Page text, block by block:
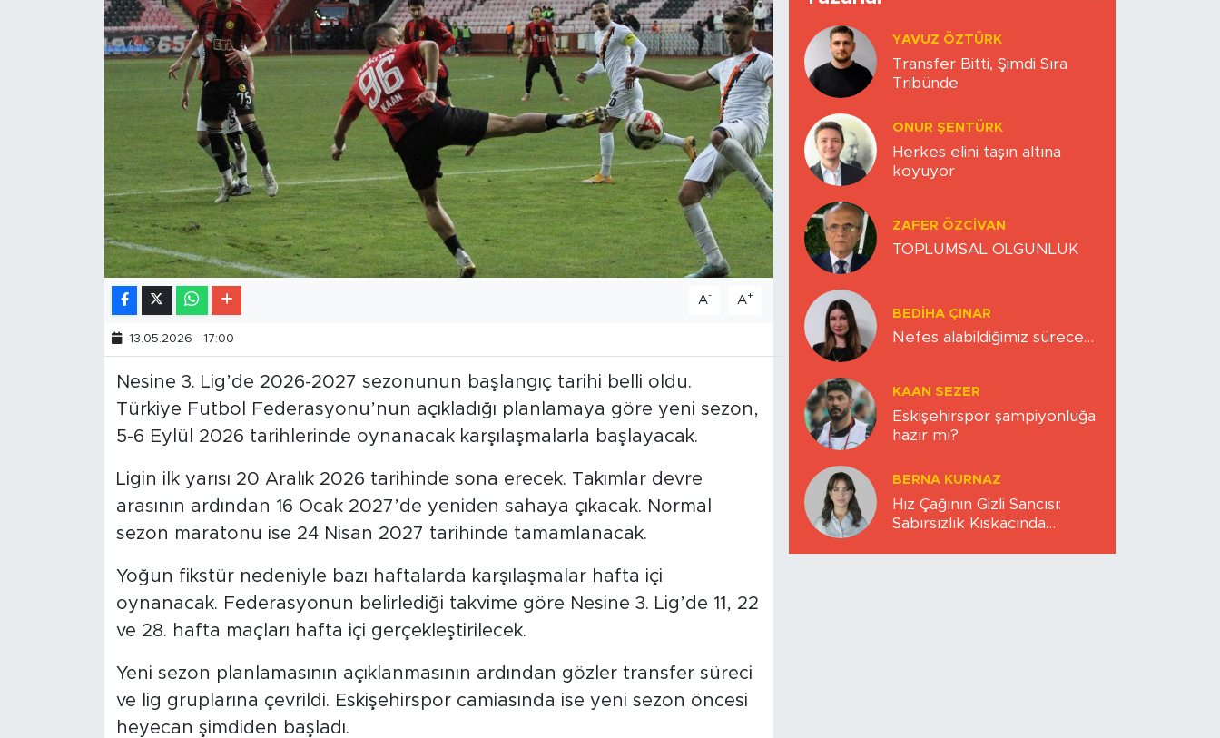
A- A+
13.05.2026 - 17:00
Nesine 3. Lig’de 2026-2027 sezonunun başlangıç tarihi belli oldu.
Türkiye Futbol Federasyonu’nun açıkladığı planlamaya göre yeni sezon,
5-6 Eylül 2026 tarihlerinde oynanacak karşılaşmalarla başlayacak.
Ligin ilk yarısı 20 Aralık 2026 tarihinde sona erecek. Takımlar devre
arasının ardından 16 Ocak 2027’de yeniden sahaya çıkacak. Normal
sezon maratonu ise 24 Nisan 2027 tarihinde tamamlanacak.
Yoğun fikstür nedeniyle bazı haftalarda karşılaşmalar hafta içi
oynanacak. Federasyonun belirlediği takvime göre Nesine 3. Lig’de 11, 22
ve 28. hafta maçları hafta içi gerçekleştirilecek.
Yeni sezon planlamasının açıklanmasının ardından gözler transfer süreci
ve lig gruplarına çevrildi. Eskişehirspor camiasında ise yeni sezon öncesi
heyecan şimdiden başladı.
YAVUZ ÖZTÜRK
Transfer Bitti, Şimdi Sıra
Tribünde
ONUR ŞENTÜRK
Herkes elini taşın altına
koyuyor
ZAFER ÖZCIVAN
TOPLUMSAL OLGUNLUK
BEDIHA ÇINAR
Nefes alabildiğimiz sürece…
KAAN SEZER
Eskişehirspor şampiyonluğa
hazır mı?
BERNA KURNAZ
Hız Çağının Gizli Sancısı:
Sabırsızlık Kıskacında